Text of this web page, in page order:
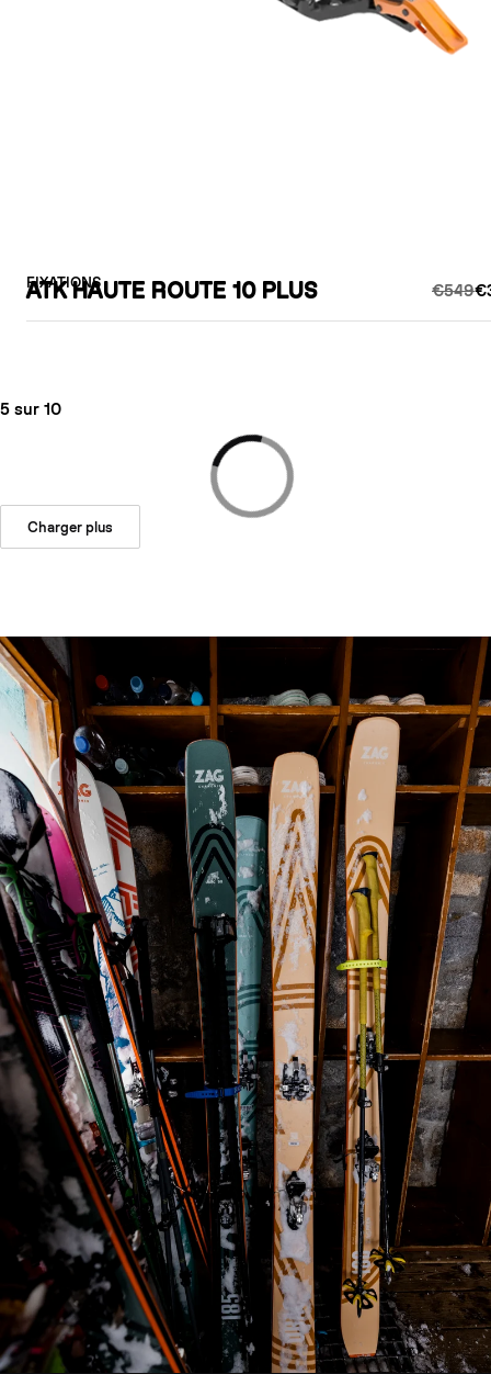
FIXATIONS
ATK HAUTE ROUTE 10 PLUS €549
5 sur 10
Charger plus